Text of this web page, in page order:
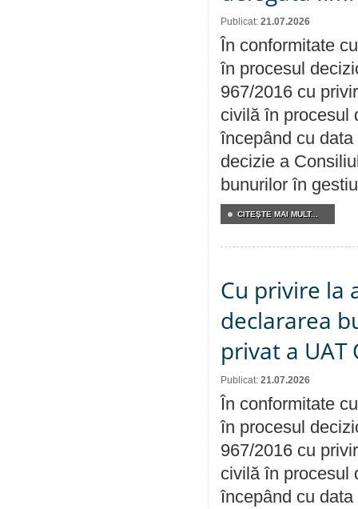
Publicat: 21.07.2026
În conformitate
în procesul
967/2016 cu
civilă în procesul
începând cu
decizie a
bunurilor în
CITEŞTE MAI MULT...
Cu privire la
declararea
privat a UAT
Publicat: 21.07.2026
În conformitate
în procesul
967/2016 cu
civilă în procesul
începând cu